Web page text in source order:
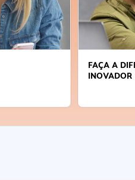
FAÇA A
INOVADOR